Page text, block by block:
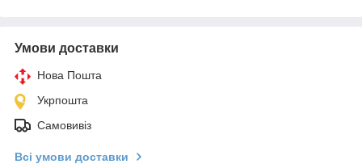
Умови доставки
Нова Пошта
Укрпошта
Самовивіз
Всі умови доставки